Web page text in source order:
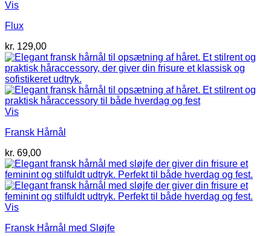
Vis
Flux
kr. 129,00
Vis
Fransk Hårnål
kr. 69,00
Vis
Fransk Hårnål med Sløjfe